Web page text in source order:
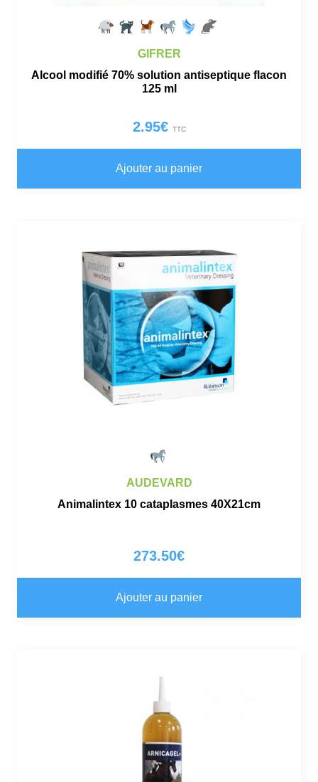
GIFRER
Alcool modifié 70% solution antiseptique flacon
125 ml
2.95€ TTC
Ajouter au panier
AUDEVARD
Animalintex 10 cataplasmes 40X21cm
273.50€
Ajouter au panier